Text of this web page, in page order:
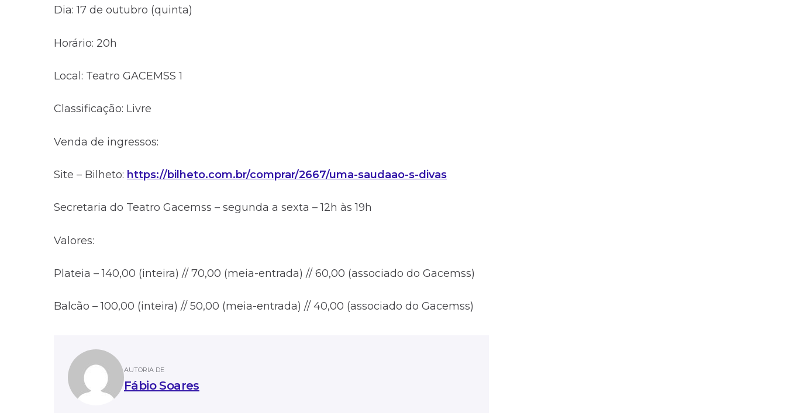
Dia: 17 de outubro (quinta)
Horário: 20h
Local: Teatro GACEMSS 1
Classificação: Livre
Venda de ingressos:
Site – Bilheto: https://bilheto.com.br/comprar/2667/uma-saudaao-s-divas
Secretaria do Teatro Gacemss – segunda a sexta – 12h às 19h
Valores:
Plateia – 140,00 (inteira) // 70,00 (meia-entrada) // 60,00 (associado do Gacemss)
Balcão – 100,00 (inteira) // 50,00 (meia-entrada) // 40,00 (associado do Gacemss)
AUTORIA DE
Fábio Soares